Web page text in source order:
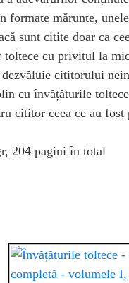
mărunte,
sunt citite doar ca
cu privitul la
cititorului
cu învățăturile
cititor ceea ce au fost
204 pagini în total